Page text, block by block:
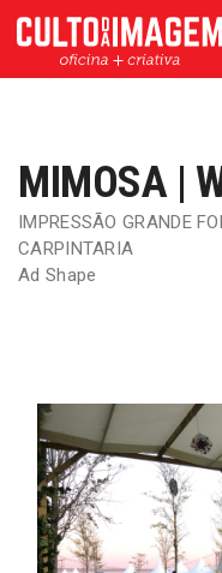
MIMOSA |
IMPRESSÃO GRANDE
CARPINTARIA
Ad Shape